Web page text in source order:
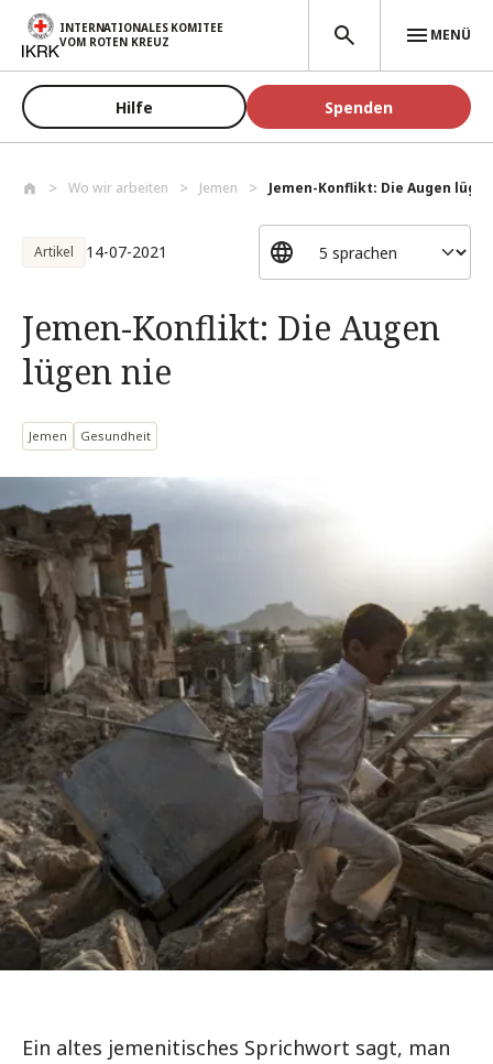
Direkt zum Inhalt
INTERNATIONALES KOMITEE
VOM ROTEN KREUZ
MENÜ
Hilfe Spenden
Wo wir arbeiten Jemen Jemen-Konflikt: Die Augen
Artikel 14-07-2021
Jemen-Konflikt: Die Augen
lügen nie
Jemen Gesundheit
Ein altes jemenitisches Sprichwort sagt, man